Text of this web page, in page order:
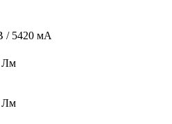
/ 5420 мА
Лм
Лм